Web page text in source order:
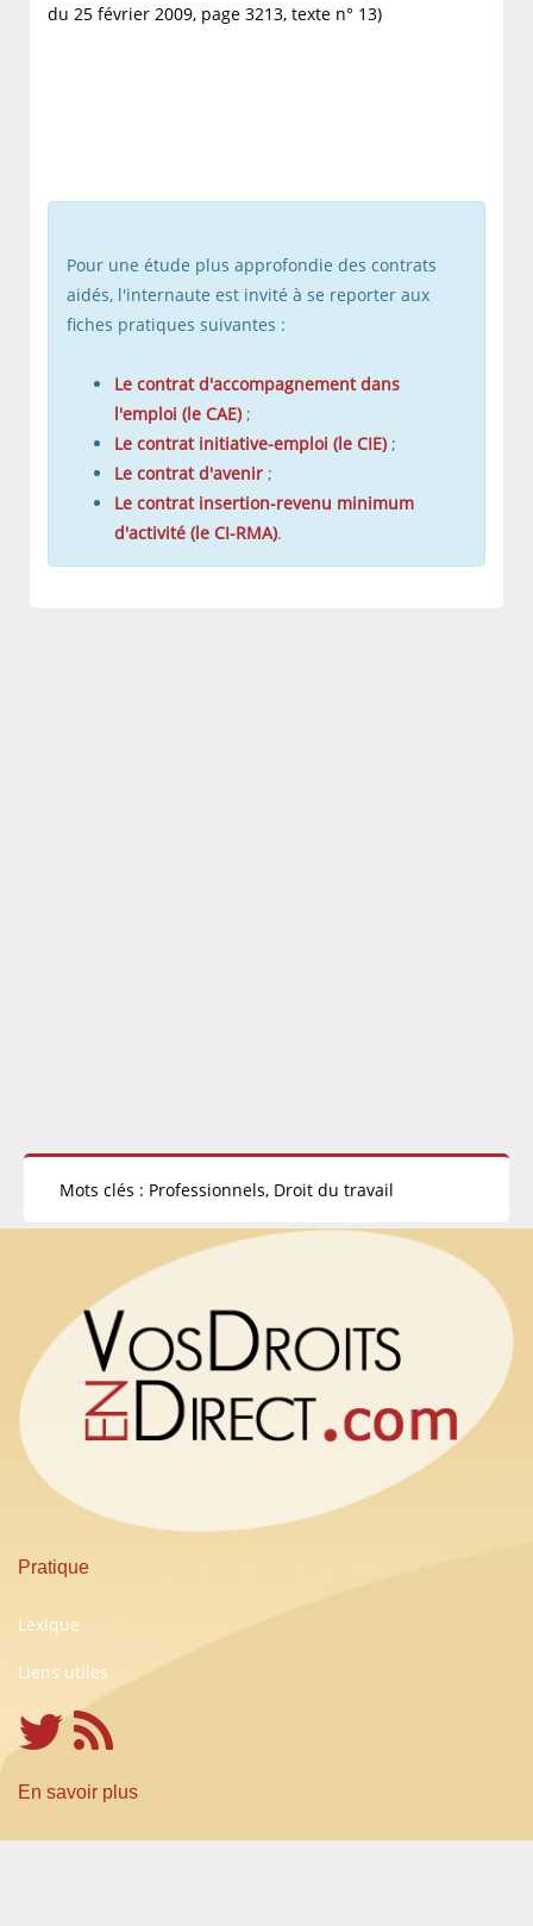
du 25 février 2009, page 3213, texte n° 13)
Pour une étude plus approfondie des contrats
aidés, l'internaute est invité à se reporter aux
fiches pratiques suivantes :
Le contrat d'accompagnement dans
l'emploi (le CAE);
Le contrat initiative-emploi (le CIE);
Le contrat d'avenir ;
Le contrat insertion-revenu minimum
d'activité (le CI-RMA).
Mots clés : Professionnels, Droit du travail
Pratique
Lexique
Liens utiles
En savoir plus